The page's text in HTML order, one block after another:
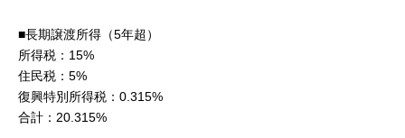
■長期譲渡所得（5年超）
所得税：15%
住民税：5%
復興特別所得税：0.315%
合計：20.315%